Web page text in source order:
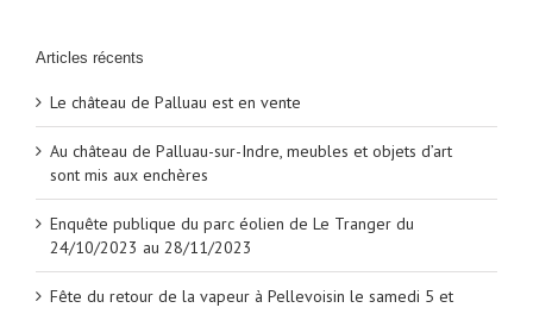
Articles récents
Le château de Palluau est en vente
Au château de Palluau-sur-Indre, meubles et objets d’art
sont mis aux enchères
Enquête publique du parc éolien de Le Tranger du
24/10/2023 au 28/11/2023
Fête du retour de la vapeur à Pellevoisin le samedi 5 et